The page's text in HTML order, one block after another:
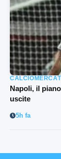
Napoli, il
uscite
5h fa